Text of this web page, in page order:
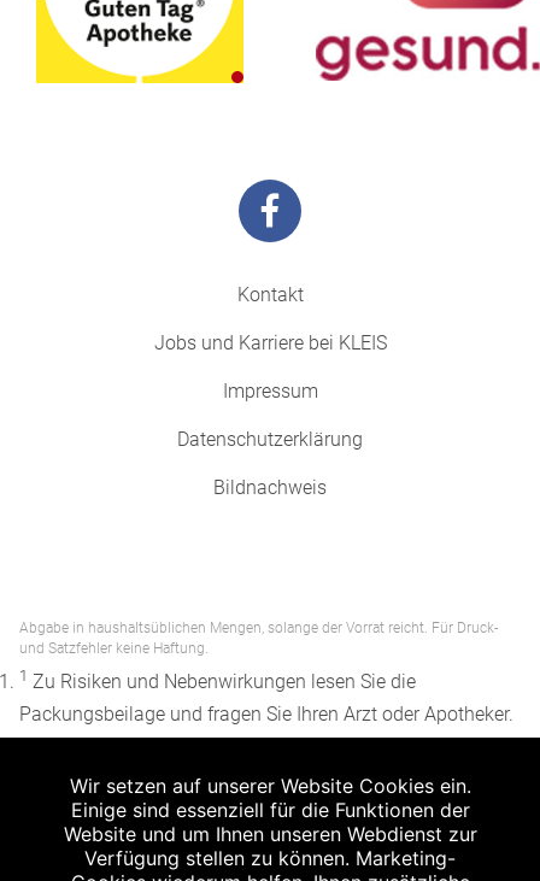
Kontakt
Jobs und Karriere bei KLEIS
Impressum
Datenschutzerklärung
Bildnachweis
Abgabe in haushaltsüblichen Mengen, solange der Vorrat reicht. Für Druck-
und Satzfehler keine Haftung.
1 Zu Risiken und Nebenwirkungen lesen Sie die
Packungsbeilage und fragen Sie Ihren Arzt oder Apotheker.
Apothekenerstattungspreis (AEP). Der AEP ist keine
unverbindliche Preisempfehlung der Hersteller. Der AEP ist
ein von den Apotheken in Ansatz gebrachter Preis für
Wir setzen auf unserer Website Cookies ein.
Einige sind essenziell für die Funktionen der
Website und um Ihnen unseren Webdienst zur
Verfügung stellen zu können. Marketing-